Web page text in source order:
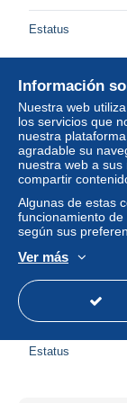
Estatus
Estatus
Información
Nuestra web
los servicios que
nuestra
agradable su
nuestra web a
compartir
Algunas de estas
funcionamiento
según sus
Ver más